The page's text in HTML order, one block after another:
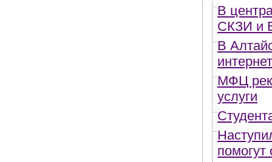
В
СКЗИ и
В
интернет
МФЦ
услуги
помогут